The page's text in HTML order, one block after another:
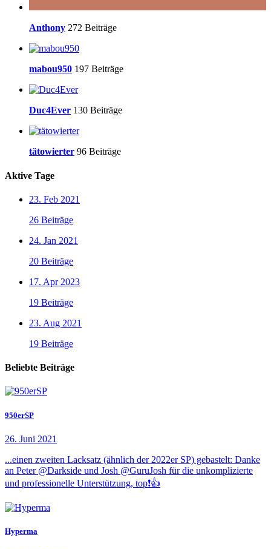
Anthony 272 Beiträge
mabou950 197 Beiträge
Duc4Ever 130 Beiträge
tätowierter 96 Beiträge
Aktive Tage
23. Feb 2021
26 Beiträge
24. Jan 2021
20 Beiträge
17. Apr 2023
19 Beiträge
23. Aug 2021
19 Beiträge
Beliebte Beiträge
950erSP
26. Juni 2021
...einen zweiten Lacksatz (ähnlich der 2022er SP) gebastelt: Danke
an Peter @Darkside und Josh @GuruJosh für die unkomplizierte
und professionelle Unterstützung, top❗👍
Hyperma